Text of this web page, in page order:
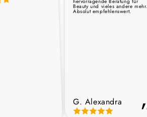
Beauty und vieles andere mehr.
Absolut empfehlenswert.
G. Alexandra